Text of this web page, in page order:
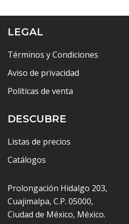
LEGAL
Términos y Condiciones
Aviso de privacidad
Políticas de venta
DESCUBRE
Listas de precios
Catálogos
Prolongación Hidalgo 203,
Cuajimalpa, C.P. 05000,
Ciudad de México, México.